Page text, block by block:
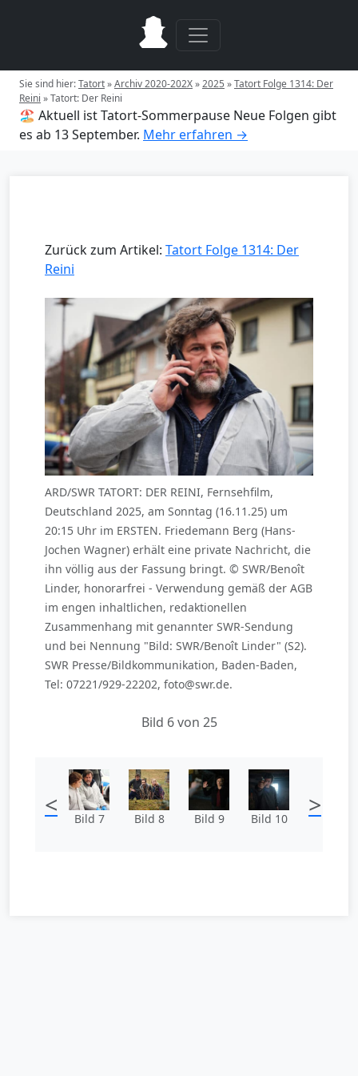
Sie sind hier:Tatort»Archiv 2020-202X»2025 »Tatort Folge 1314: Der
Reini »Tatort: Der Reini
🏖️ Aktuell ist Tatort-Sommerpause Neue Folgen gibt
es ab 13 September. Mehr erfahren →
Zurück zum Artikel: Tatort Folge 1314: Der
Reini
ARD/SWR TATORT: DER REINI, Fernsehfilm,
Deutschland 2025, am Sonntag (16.11.25) um
20:15 Uhr im ERSTEN. Friedemann Berg (Hans-
Jochen Wagner) erhält eine private Nachricht, die
ihn völlig aus der Fassung bringt. © SWR/Benoît
Linder, honorarfrei - Verwendung gemäß der AGB
im engen inhaltlichen, redaktionellen
Zusammenhang mit genannter SWR-Sendung
und bei Nennung "Bild: SWR/Benoît Linder" (S2).
SWR Presse/Bildkommunikation, Baden-Baden,
Tel: 07221/929-22202, foto@swr.de.
Bild 6 von 25
< Bild 7 Bild 8 Bild 9 Bild 10 >